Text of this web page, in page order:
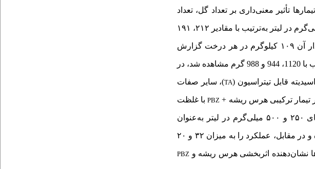
تیمارها تأثیر معنی‌داری بر تعداد گل، تعداد
میوه و عملکرد میوه داشتند. بیشترین عملکرد میوه در تیمارهای پاکلوبوترازول با غلظت‌های ۲۵۰، ۵۰۰ و ۱۰۰۰ میلی‌گرم در لیتر به‌ترتیب با مقادیر ۲۱۲، ۱۹۱
و ۱۷۵ کیلوگرم به ازای هر درخت ثبت شد. در مقابل، کمترین عملکرد مربوط به تیمار هرس ریشه بود که مقدار آن ۱۰۹ کیلوگرم در هر درخت گزارش
گردید. همچنین، بیشترین وزن متوسط میوه در تیمارهای ۲۵۰ ، 500 و 1000 میلی‌گرم در لیتر پاکلوبوترازول به ترتیب با 1120، 944 و 988 گرم مشاهده شد، در
قابل تیتراسیون (TA)، سایر صفات
PBZبا غلظت
و ۵۰۰ میلی‌گرم در لیتر به‌عنوان
و ۲۰
نشان‌دهنده اثربخشی هرس ریشه و PBZ